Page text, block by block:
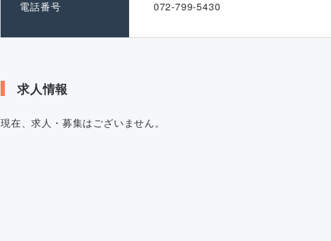
電話番号 072-799-5430
求人情報
現在、求人・募集はございません。